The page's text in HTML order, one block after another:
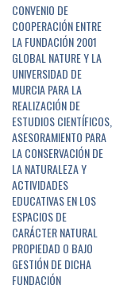
CONVENIO DE
COOPERACIÓN ENTRE
LA FUNDACIÓN 2001
GLOBAL NATURE Y LA
UNIVERSIDAD DE
MURCIA PARA LA
REALIZACIÓN DE
ESTUDIOS CIENTÍFICOS,
ASESORAMIENTO PARA
LA CONSERVACIÓN DE
LA NATURALEZA Y
ACTIVIDADES
EDUCATIVAS EN LOS
ESPACIOS DE
CARÁCTER NATURAL
PROPIEDAD O BAJO
GESTIÓN DE DICHA
FUNDACIÓN